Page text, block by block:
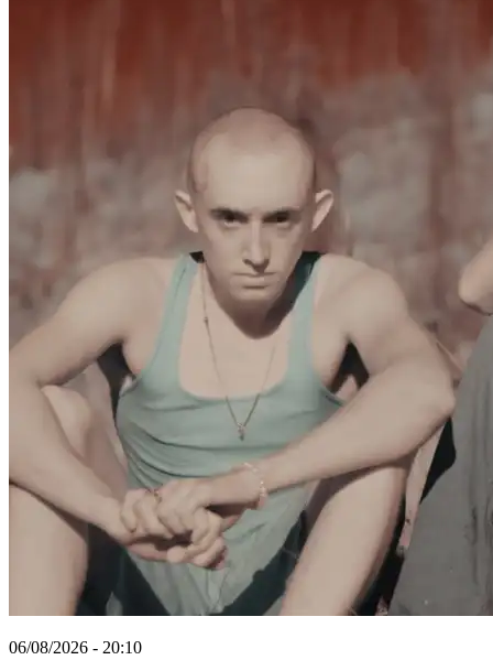
06/08/2026 - 20:10